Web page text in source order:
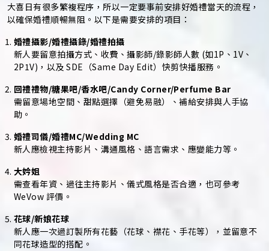
大喜日有很多繁複程序，所以一定要事前安排好婚禮當天的流程，
以確保婚禮順暢無阻。以下是需要安排的項目：
婚禮攝影/婚禮攝錄/婚禮拍攝
新人要留意拍攝方式、收費、攝影師/錄影師人數 (如1P、1V、
2P1V)，以及 SDE（Same Day Edit）快剪快播服務。
回禮禮物/糖果吧/香水吧/Candy Corner/Perfume Bar
需留意場地空間、甜點選擇（避免易融）、補給安排與人手協
助。
婚禮司儀/婚禮MC/Wedding MC
新人應檢視主持影片、溝通風格、語言需求、應變能力等。
大妗姐
需查看年資、過往主持影片、儀式風格是否合適，也可參考
WeVow 評價。
花球/新娘花球
新人應一次過訂製所有花藝（花球、襟花、手花等），並留意不
同花球造型的搭配。